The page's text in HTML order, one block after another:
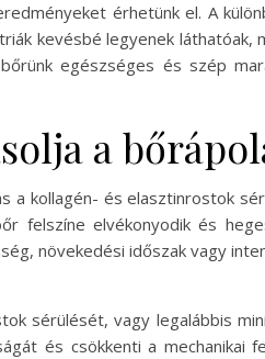
érhetünk el. A
kevésbé legyenek láthatóak,
egészséges és szép
a
a kollagén- és elasztinrostok
felszíne elvékonyodik és
növekedési időszak vagy
sérülését, vagy legalábbis
és csökkenti a mechanikai